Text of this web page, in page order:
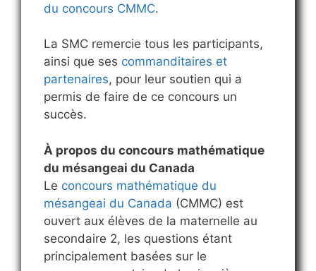
du concours CMMC.
La SMC remercie tous les participants,
ainsi que ses commanditaires et
partenaires, pour leur soutien qui a
permis de faire de ce concours un
succès.
À propos du concours mathématique
du mésangeai du Canada
Le concours mathématique du
mésangeai du Canada (CMMC) est
ouvert aux élèves de la maternelle au
secondaire 2, les questions étant
principalement basées sur le